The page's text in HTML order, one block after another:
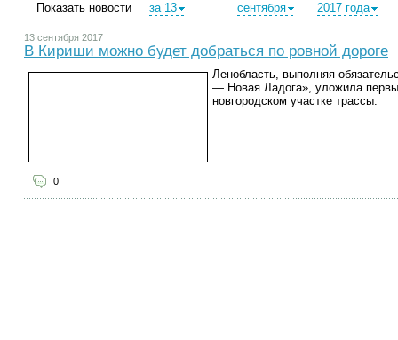
Показать новости за 13 сентября 2017 года
13 сентября 2017
В Кириши можно будет добраться по ровной дороге
Ленобласть, выполняя
— Новая Ладога», уложила
новгородском участке трассы.
0